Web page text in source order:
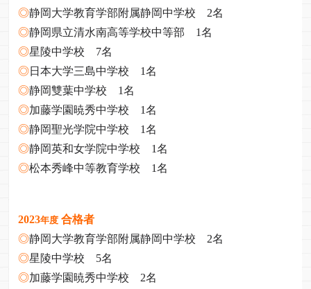
◎静岡大学教育学部附属静岡中学校 2名
◎静岡県立清水南高等学校中等部 1名
◎星陵中学校 7名
◎日本大学三島中学校 1名
◎静岡雙葉中学校 1名
◎加藤学園暁秀中学校 1名
◎静岡聖光学院中学校 1名
◎静岡英和女学院中学校 1名
◎松本秀峰中等教育学校 1名
2023年度 合格者
◎静岡大学教育学部附属静岡中学校 2名
◎星陵中学校 5名
◎加藤学園暁秀中学校 2名